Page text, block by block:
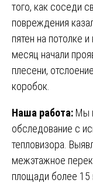
того, как соседи
повреждения
пятен на потолке
месяц начали
плесени,
коробок.
Наша работа: Мы
обследование с
тепловизора.
межэтажное
площади более 15